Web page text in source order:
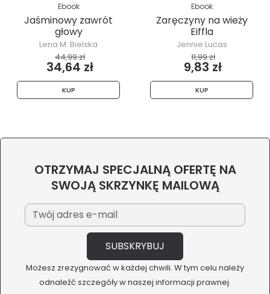
Ebook
Jaśminowy zawrót
głowy
Lena M. Bielska
44,99 zł
34,64 zł
KUP
Ebook
Zaręczyny na wieży
Eiffla
Jennie Lucas
11,99 zł
9,83 zł
KUP
OTRZYMAJ SPECJALNĄ OFERTĘ NA
SWOJĄ SKRZYNKĘ MAILOWĄ
Możesz zrezygnować w każdej chwili. W tym celu należy
odnaleźć szczegóły w naszej informacji prawnej.